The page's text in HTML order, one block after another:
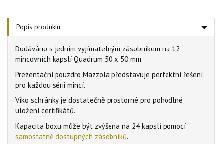
Popis produktu
Dodáváno s jedním vyjímatelným zásobníkem na 12
mincovních kapslí Quadrum 50 x 50 mm.
Prezentační pouzdro Mazzola představuje perfektní řešení
pro každou sérii mincí.
Víko schránky je dostatečně prostorné pro pohodlné
uložení certifikátů.
Kapacita boxu může být zvýšena na 24 kapslí pomocí
samostatně dostupných zásobníků.